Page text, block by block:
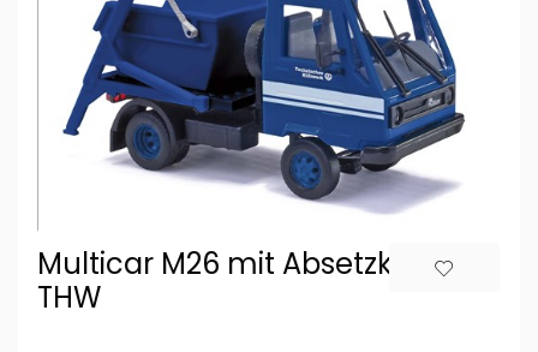
Multicar M26 mit Absetzkipper,
THW